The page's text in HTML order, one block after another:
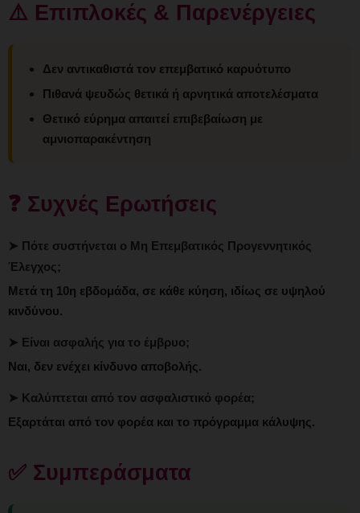
⚠️ Επιπλοκές & Παρενέργειες
Δεν αντικαθιστά τον επεμβατικό καρυότυπο
Πιθανά ψευδώς θετικά ή αρνητικά αποτελέσματα
Θετικό εύρημα απαιτεί επιβεβαίωση με
αμνιοπαρακέντηση
❓ Συχνές Ερωτήσεις
➤ Πότε συστήνεται ο Μη Επεμβατικός Προγεννητικός
Έλεγχος;
Μετά τη 10η εβδομάδα, σε κάθε κύηση, ιδίως σε υψηλού
κινδύνου.
➤ Είναι ασφαλής για το έμβρυο;
Ναι, δεν ενέχει κίνδυνο αποβολής.
➤ Καλύπτεται από τον ασφαλιστικό φορέα;
Εξαρτάται από τον φορέα και το πρόγραμμα κάλυψης.
✅ Συμπεράσματα